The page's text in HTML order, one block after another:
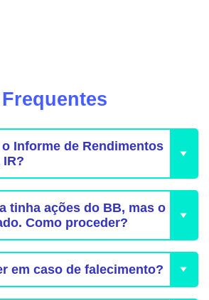
Informe de Rendimentos
IR?
tinha ações do BB, mas o
Como proceder?
em caso de falecimento?